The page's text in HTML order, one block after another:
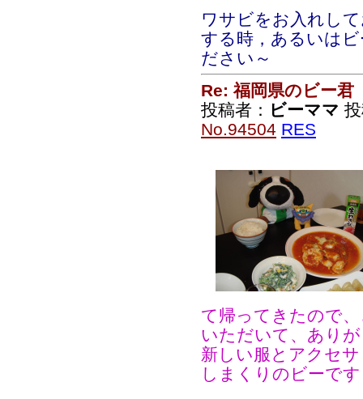
ワサビをお入れし
する時，あるいは
ださい～
Re: 福岡県のビー君
投稿者： ビーママ
No.94504 RES
て帰ってきたので
いただいて、あり
新しい服とアクセ
しまくりのビーで